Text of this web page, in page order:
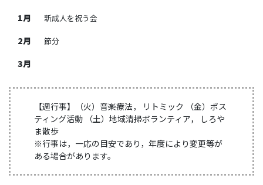
1月 新成人を祝う会
2月 節分
3月
【週行事】（火）音楽療法， リトミック （金）ポス
ティング活動 （土）地域清掃ボランティア， しろや
ま散歩
※行事は，一応の目安であり，年度により変更等が
ある場合があります。